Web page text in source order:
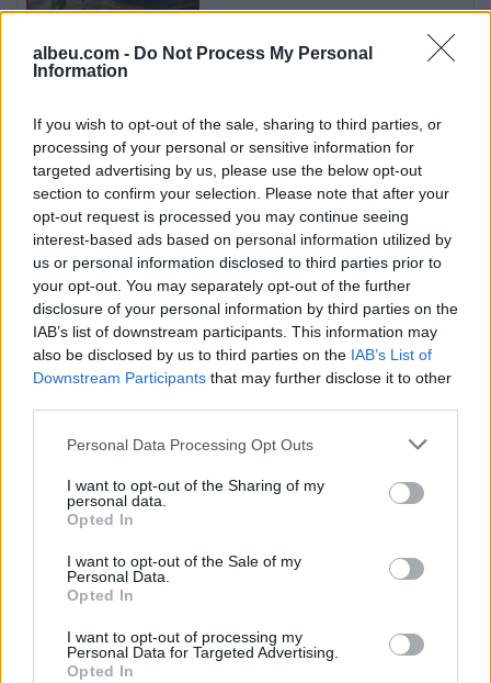
albeu.com - Do Not Process My Personal
Information
If you wish to opt-out of the sale, sharing to third parties, or
processing of your personal or sensitive information for
targeted advertising by us, please use the below opt-out
section to confirm your selection. Please note that after your
opt-out request is processed you may continue seeing
interest-based ads based on personal information utilized by
us or personal information disclosed to third parties prior to
your opt-out. You may separately opt-out of the further
disclosure of your personal information by third parties on the
IAB’s list of downstream participants. This information may
also be disclosed by us to third parties on the IAB’s List of
Downstream Participants that may further disclose it to other
Personal Data Processing Opt Outs
I want to opt-out of the Sharing of my
personal data.
Opted In
I want to opt-out of the Sale of my
Personal Data.
Opted In
I want to opt-out of processing my
Personal Data for Targeted Advertising.
Opted In
Natyrore
Apple hedh në gjyq OpenAI-n
Esim for Global
for Turkey|Esim for Germany|Esim for Greece |
for Asia|Esim for World Cup 2026